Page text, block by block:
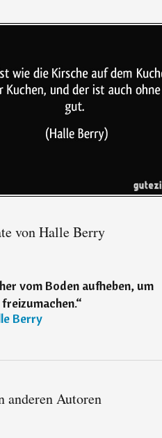
von Halle Berry
vom Boden aufheben, um
“
Berry
anderen Autoren